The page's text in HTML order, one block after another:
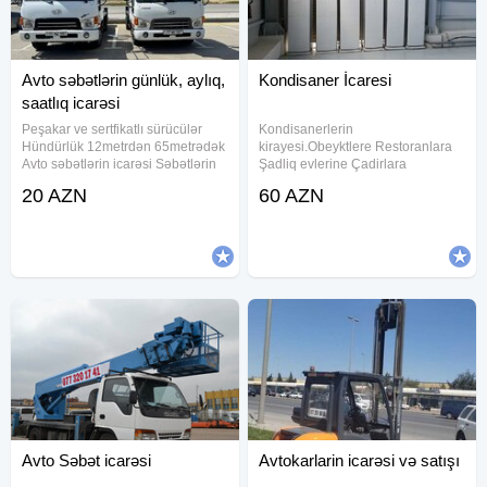
Avto səbətlərin günlük, aylıq,
saatlıq icarəsi
Peşakar ve sertfikatlı sürücülər
Hündürlük 12metrdən 65metrədək
Avto səbətlərin icarəsi Səbətlərin
Səbətsifarisi Kransifarisi
20 AZN
Kondisaner İcaresi
Kondisanerlerin
kirayesi.Obeyktlere Restoranlara
Şadliq evlerine Çadirlara
zamanindan asli olmayaraq 24/7
60 AZN
Avto Səbət icarəsi Avtokarlarin icarəsi və satışı